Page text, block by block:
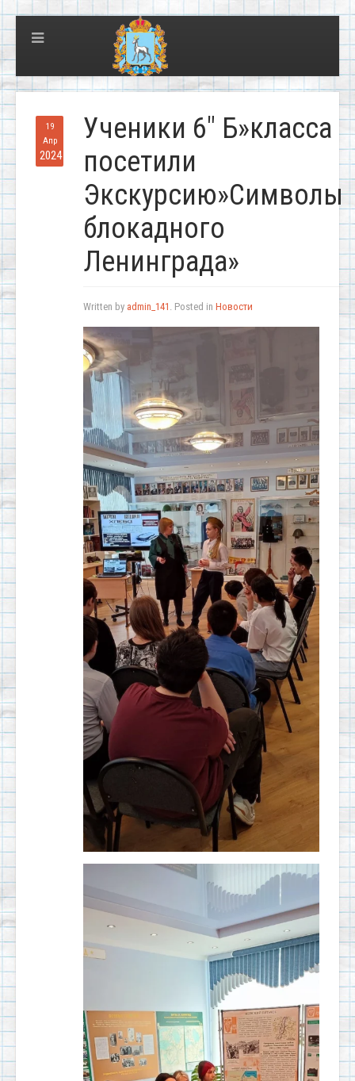
19
Апр
2024
Ученики 6″ Б»класса
посетили
Экскурсию»Символы
блокадного
Ленинграда»
Written by admin_141 . Posted in Новости